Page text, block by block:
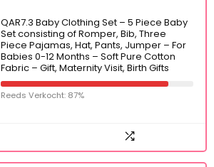
QAR7.3 Baby Clothing Set – 5 Piece Baby
Set consisting of Romper, Bib, Three
Piece Pajamas, Hat, Pants, Jumper – For
Babies 0-12 Months – Soft Pure Cotton
Fabric – Gift, Maternity Visit, Birth Gifts
Reeds Verkocht: 87%